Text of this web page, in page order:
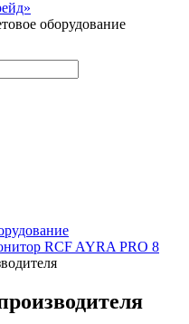
оборудование
RCF AYRA PRO 8